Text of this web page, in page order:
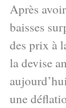
Après
baisses
des prix à
la devise
une